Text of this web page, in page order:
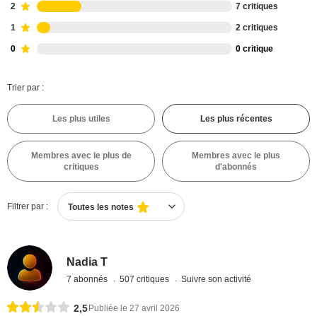
2 7 critiques
1 2 critiques
0 0 critique
Trier par :
Les plus utiles Les plus récentes
Membres avec le plus de
critiques
Membres avec le plus
d'abonnés
Filtrer par : Toutes les notes
Nadia T
7 abonnés 507 critiques Suivre son activité
2,5 Publiée le 27 avril 2026